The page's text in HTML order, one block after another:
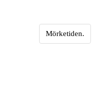
Mörketiden.